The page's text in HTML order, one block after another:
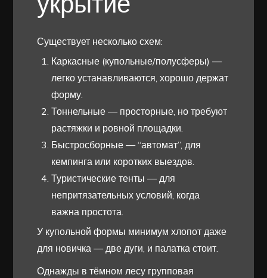
Существует несколько схем:
Каркасные (купольные/полусферы) —
легко устанавливаются, хорошо держат
форму.
Тоннельные — просторные, но требуют
растяжки и ровной площадки.
Быстросборные — “автомат”, для
кемпинга или коротких выездов.
Туристические тенты — для
непритязательных условий, когда
важна простота.
У купольной формы минимум хлопот даже
для новичка — две дуги, и палатка стоит.
Однажды в тёмном лесу групповая